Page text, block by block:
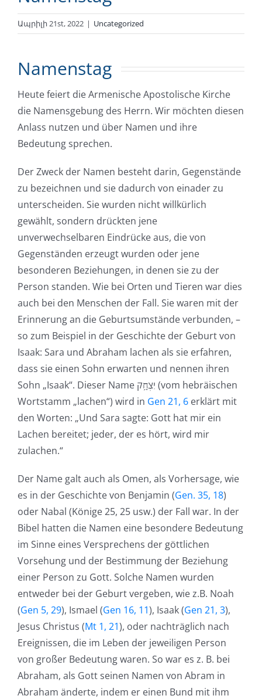
Ապրիլի 21st, 2022 | Uncategorized
Namenstag
Heute feiert die Armenische Apostolische Kirche
die Namensgebung des Herrn. Wir möchten diesen
Anlass nutzen und über Namen und ihre
Bedeutung sprechen.
Der Zweck der Namen besteht darin, Gegenstände
zu bezeichnen und sie dadurch von einader zu
unterscheiden. Sie wurden nicht willkürlich
gewählt, sondern drückten jene
unverwechselbaren Eindrücke aus, die von
Gegenständen erzeugt wurden oder jene
besonderen Beziehungen, in denen sie zu der
Person standen. Wie bei Orten und Tieren war dies
auch bei den Menschen der Fall. Sie waren mit der
Erinnerung an die Geburtsumstände verbunden, –
so zum Beispiel in der Geschichte der Geburt von
Isaak: Sara und Abraham lachen als sie erfahren,
dass sie einen Sohn erwarten und nennen ihren
Sohn „Isaak“. Dieser Name יִצְחָ֥ק (vom hebräischen
Wortstamm „lachen“) wird in Gen 21, 6erklärt mit
den Worten: „Und Sara sagte: Gott hat mir ein
Lachen bereitet; jeder, der es hört, wird mir
zulachen.“
Der Name galt auch als Omen, als Vorhersage, wie
es in der Geschichte von Benjamin (Gen. 35, 18)
oder Nabal (Könige 25, 25 usw.) der Fall war. In der
Bibel hatten die Namen eine besondere Bedeutung
im Sinne eines Versprechens der göttlichen
Vorsehung und der Bestimmung der Beziehung
einer Person zu Gott. Solche Namen wurden
entweder bei der Geburt vergeben, wie z.B. Noah
(Gen 5, 29), Ismael (Gen 16, 11), Isaak (Gen 21, 3),
Jesus Christus (Mt 1, 21), oder nachträglich nach
Ereignissen, die im Leben der jeweiligen Person
von großer Bedeutung waren. So war es z. B. bei
Abraham, als Gott seinen Namen von Abram in
Abraham änderte, indem er einen Bund mit ihm